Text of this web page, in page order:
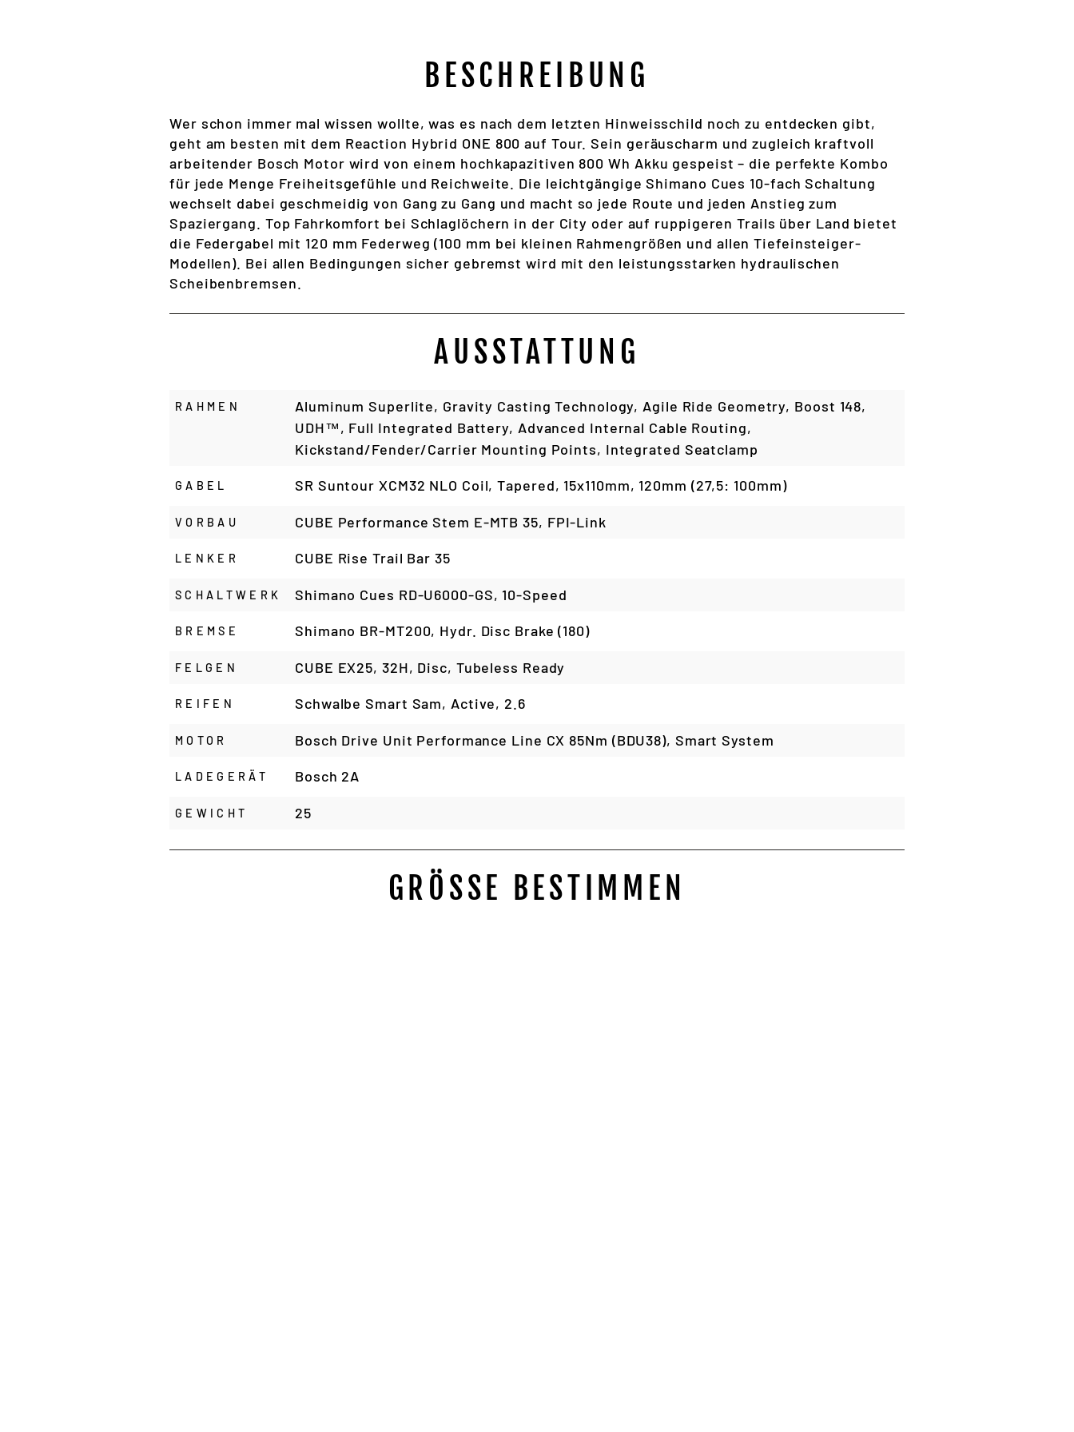
BESCHREIBUNG
Wer schon immer mal wissen wollte, was es nach dem letzten Hinweisschild noch zu entdecken gibt,
geht am besten mit dem Reaction Hybrid ONE 800 auf Tour. Sein geräuscharm und zugleich kraftvoll
arbeitender Bosch Motor wird von einem hochkapazitiven 800 Wh Akku gespeist – die perfekte Kombo
für jede Menge Freiheitsgefühle und Reichweite. Die leichtgängige Shimano Cues 10-fach Schaltung
wechselt dabei geschmeidig von Gang zu Gang und macht so jede Route und jeden Anstieg zum
Spaziergang. Top Fahrkomfort bei Schlaglöchern in der City oder auf ruppigeren Trails über Land bietet
die Federgabel mit 120 mm Federweg (100 mm bei kleinen Rahmengrößen und allen Tiefeinsteiger-
Modellen). Bei allen Bedingungen sicher gebremst wird mit den leistungsstarken hydraulischen
Scheibenbremsen.
AUSSTATTUNG
RAHMEN
Aluminum Superlite, Gravity Casting Technology, Agile Ride Geometry, Boost 148,
UDH™, Full Integrated Battery, Advanced Internal Cable Routing,
Kickstand/Fender/Carrier Mounting Points, Integrated Seatclamp
GABEL SR Suntour XCM32 NLO Coil, Tapered, 15x110mm, 120mm (27,5: 100mm)
VORBAU CUBE Performance Stem E-MTB 35, FPI-Link
LENKER CUBE Rise Trail Bar 35
SCHALTWERK Shimano Cues RD-U6000-GS, 10-Speed
BREMSE Shimano BR-MT200, Hydr. Disc Brake (180)
FELGEN CUBE EX25, 32H, Disc, Tubeless Ready
REIFEN Schwalbe Smart Sam, Active, 2.6
MOTOR Bosch Drive Unit Performance Line CX 85Nm (BDU38), Smart System
LADEGERÄT Bosch 2A
GEWICHT 25
GRÖSSE BESTIMMEN